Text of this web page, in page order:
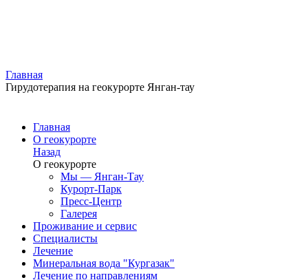
Главная
Гирудотерапия на геокурорте Янган-тау
Главная
О геокурорте
Назад
О геокурорте
Мы — Янган-Тау
Курорт-Парк
Пресс-Центр
Галерея
Проживание и сервис
Специалисты
Лечение
Минеральная вода "Кургазак"
Лечение по направлениям